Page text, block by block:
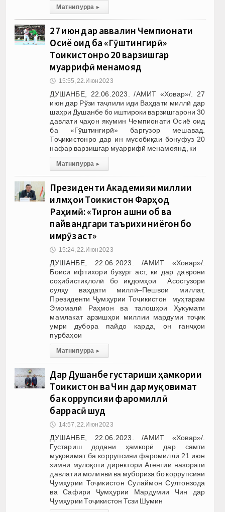
Матни пурра ▸
27 июн дар аввалин Чемпионати
Осиё оид ба «Гӯштингирӣ»
Тоҷикистонро 20 варзишгар
муаррифӣ менамояд
🕔 15:55, 22.Июн 2023
ДУШАНБЕ, 22.06.2023. /АМИТ «Ховар»/. 27
июн дар Рўзи таҷлили иди Ваҳдати миллӣ дар
шаҳри Душанбе бо иштироки варзишгарони 30
давлати ҷаҳон якумин Чемпионати Осиё оид
ба «Гӯштингирӣ» баргузор мешавад.
Тоҷикистонро дар ин мусобиқаи бонуфуз 20
нафар варзишгар муаррифӣ менамоянд, ки
Матни пурра ▸
Президенти Академияи миллии
илмҳои Тоҷикистон Фарҳод
Раҳимӣ: «Тиргон ҷашни об ва
пайвандгари таърихи ниёгон бо
имрӯз аст»
🕔 15:24, 22.Июн 2023
ДУШАНБЕ, 22.06.2023. /АМИТ «Ховар»/.
Боиси ифтихори бузург аст, ки дар даврони
соҳибистиқлолӣ бо иқдомҳои Асосгузори
сулҳу ваҳдати миллӣ–Пешвои миллат,
Президенти Ҷумҳурии Тоҷикистон муҳтарам
Эмомалӣ Раҳмон ва талошҳои Ҳукумати
мамлакат арзишҳои миллии мардуми тоҷик
умри дубора пайдо карда, он ганҷҳои
пурбаҳои
Матни пурра ▸
Дар Душанбе густариши ҳамкории
Тоҷикистон ва Чин дар муқовимат
ба коррупсияи фаромиллӣ
баррасӣ шуд
🕔 14:57, 22.Июн 2023
ДУШАНБЕ, 22.06.2023. /АМИТ «Ховар»/.
Густариш додани ҳамкорӣ дар самти
муқовимат ба коррупсияи фаромиллӣ 21 июн
зимни мулоқоти директори Агентии назорати
давлатии молиявӣ ва мубориза бо коррупсияи
Ҷумҳурии Тоҷикистон Сулаймон Султонзода
ва Сафири Ҷумҳурии Мардумии Чин дар
Ҷумҳурии Тоҷикистон Тсзи Шумин